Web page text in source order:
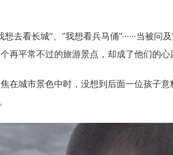
去看长城”、“我想看兵马俑”······当被
再平常不过的旅游景点，却成了他们的心
在城市景色中时，没想到后面一位孩子